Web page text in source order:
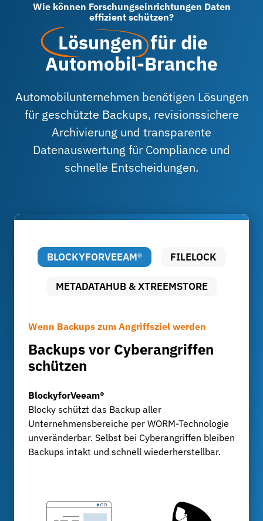
Wie können Forschungseinrichtungen Daten
effizient schützen?
Lösungenfür die
Automobil-Branche
Automobilunternehmen benötigen Lösungen
für geschützte Backups, revisionssichere
Archivierung und transparente
Datenauswertung für Compliance und
schnelle Entscheidungen.
BLOCKYFORVEEAM® FILELOCK
METADATAHUB & XTREEMSTORE
Wenn Backups zum Angriffsziel werden
Backups vor Cyberangriffen
schützen
BlockyforVeeam®
Blocky schützt das Backup aller
Unternehmensbereiche per WORM-Technologie
unveränderbar. Selbst bei Cyberangriffen bleiben
Backups intakt und schnell wiederherstellbar.
Datensicherheit ohne Kompromisse
Revisionssichere Archivierung
mit FileLock
FileLock
FileLock sorgt für unveränderbare,
nachvollziehbare Archivierung sensibler
Unternehmensdaten, KPMG-zertifiziert und
konform mit GoBD, ISO- und IATF-Vorgaben.
Langzeitarchivierung mit voller Kontrolle
Aufbewahrung großer
Datenmengen
MetadataHub & XtreemStore
Für Entwicklungsabteilungen und Testzentren,
die täglich Milliarden Datensätze erzeugen:
XtreemStore bietet ein skalierbares
Langzeitarchiv, während MetadataHub für